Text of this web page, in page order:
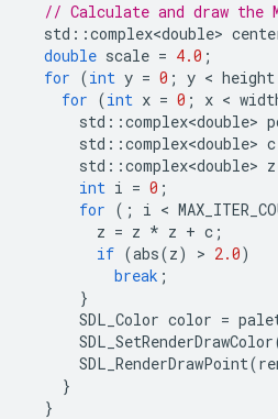
// Calculate and draw the
std ::complex<double>
double scale = 4.0 ;
for (int y = 0 ; y < height
for (int x = 0 ; x <
std ::complex<double>
std ::complex<double> c
std ::complex<double> z
int i = 0 ;
for (; i <
z = z * z + c ;
if (abs(z) > 2.0)
break ;
}
SDL_Color color =
SDL_SetRenderDrawColor
SDL_RenderDrawPoint(
}
}